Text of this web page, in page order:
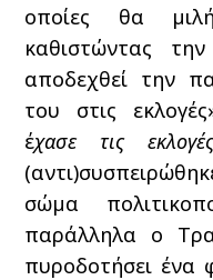
οποίες θα
καθιστώντας
αποδεχθεί την
του στις
έχασε τις
σώμα
παράλληλα ο
πυροδοτήσει ένα